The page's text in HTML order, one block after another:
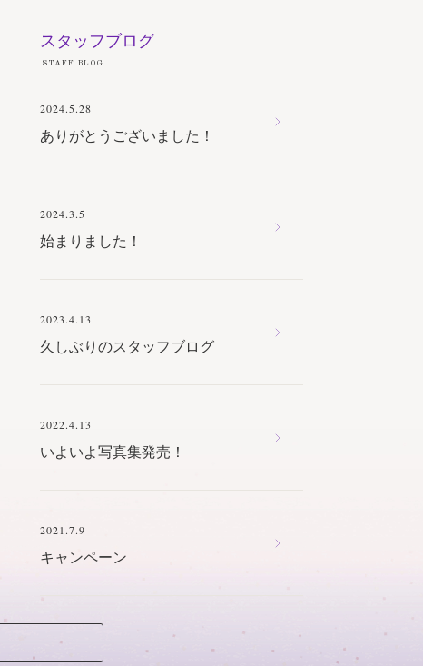
スタッフブログ
STAFF BLOG
2024.5.28
ありがとうございました！
2024.3.5
始まりました！
2023.4.13
久しぶりのスタッフブログ
2022.4.13
いよいよ写真集発売！
2021.7.9
キャンペーン